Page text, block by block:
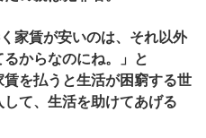
家賃が安いのは、それ以外
からなのにね。」と
を払うと生活が困窮する世
て、生活を助けてあげる